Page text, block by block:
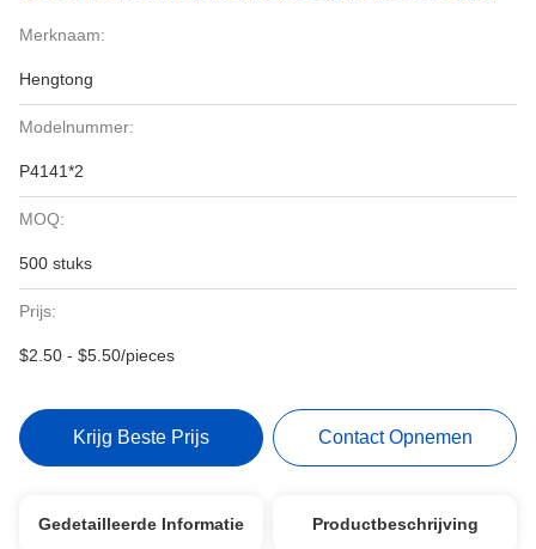
Merknaam:
Hengtong
Modelnummer:
P4141*2
MOQ:
500 stuks
Prijs:
$2.50 - $5.50/pieces
Krijg Beste Prijs Contact Opnemen
Gedetailleerde Informatie Productbeschrijving